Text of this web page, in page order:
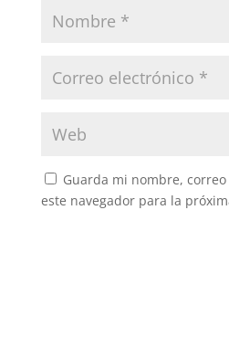
Guarda mi nombre,
este navegador para la